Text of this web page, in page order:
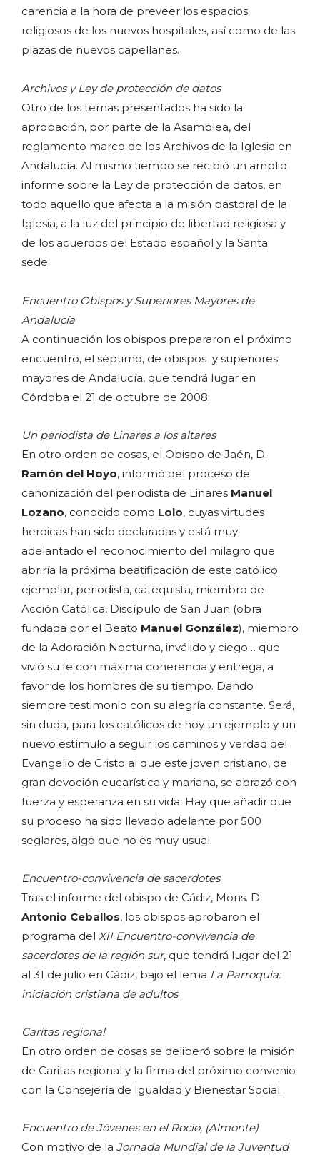
carencia a la hora de preveer los espacios
religiosos de los nuevos hospitales, así como de las
plazas de nuevos capellanes.
Archivos y Ley de protección de datos
Otro de los temas presentados ha sido la
aprobación, por parte de la Asamblea, del
reglamento marco de los Archivos de la Iglesia en
Andalucía. Al mismo tiempo se recibió un amplio
informe sobre la Ley de protección de datos, en
todo aquello que afecta a la misión pastoral de la
Iglesia, a la luz del principio de libertad religiosa y
de los acuerdos del Estado español y la Santa
sede.
Encuentro Obispos y Superiores Mayores de
Andalucía
A continuación los obispos prepararon el próximo
encuentro, el séptimo, de obispos y superiores
mayores de Andalucía, que tendrá lugar en
Córdoba el 21 de octubre de 2008.
Un periodista de Linares a los altares
En otro orden de cosas, el Obispo de Jaén, D.
Ramón del Hoyo, informó del proceso de
canonización del periodista de Linares Manuel
Lozano, conocido como Lolo, cuyas virtudes
heroicas han sido declaradas y está muy
adelantado el reconocimiento del milagro que
abriría la próxima beatificación de este católico
ejemplar, periodista, catequista, miembro de
Acción Católica, Discípulo de San Juan (obra
fundada por el Beato Manuel González), miembro
de la Adoración Nocturna, inválido y ciego… que
vivió su fe con máxima coherencia y entrega, a
favor de los hombres de su tiempo. Dando
siempre testimonio con su alegría constante. Será,
sin duda, para los católicos de hoy un ejemplo y un
nuevo estímulo a seguir los caminos y verdad del
Evangelio de Cristo al que este joven cristiano, de
gran devoción eucarística y mariana, se abrazó con
fuerza y esperanza en su vida. Hay que añadir que
su proceso ha sido llevado adelante por 500
seglares, algo que no es muy usual.
Encuentro-convivencia de sacerdotes
Tras el informe del obispo de Cádiz, Mons. D.
Antonio Ceballos, los obispos aprobaron el
programa del XII Encuentro-convivencia de
sacerdotes de la región sur, que tendrá lugar del 21
al 31 de julio en Cádiz, bajo el lema La Parroquia:
iniciación cristiana de adultos.
Caritas regional
En otro orden de cosas se deliberó sobre la misión
de Caritas regional y la firma del próximo convenio
con la Consejería de Igualdad y Bienestar Social.
Encuentro de Jóvenes en el Rocío, (Almonte)
Con motivo de la Jornada Mundial de la Juventud